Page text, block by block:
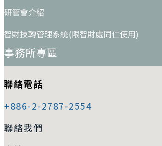
研管會介紹
智財技轉管理系統(限智財處同仁使用)
事務所專區
聯絡電話
+886-2-2787-2554
聯絡我們